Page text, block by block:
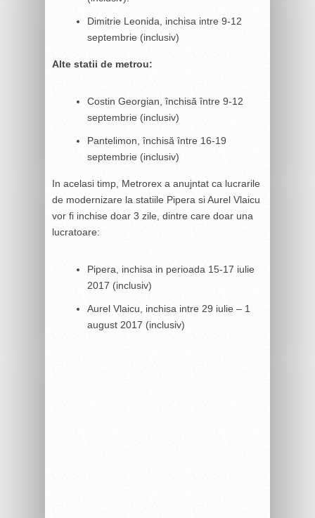
Dimitrie Leonida, inchisa intre 9-12
septembrie (inclusiv)
Alte statii de metrou:
Costin Georgian, închisă între 9-12
septembrie (inclusiv)
Pantelimon, închisă între 16-19
septembrie (inclusiv)
In acelasi timp, Metrorex a anujntat ca lucrarile
de modernizare la statiile Pipera si Aurel Vlaicu
vor fi inchise doar 3 zile, dintre care doar una
lucratoare:
Pipera, inchisa in perioada 15-17 iulie
2017 (inclusiv)
Aurel Vlaicu, inchisa intre 29 iulie – 1
august 2017 (inclusiv)